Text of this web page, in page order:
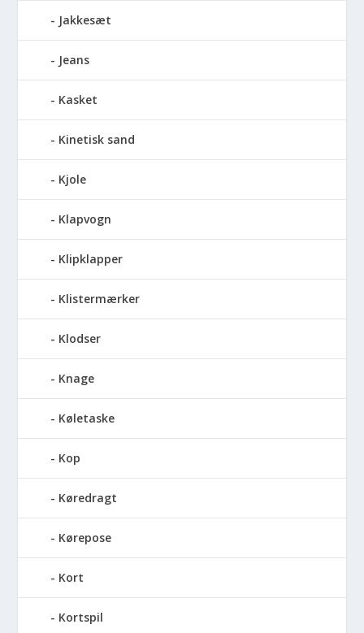
Jakkesæt
Jeans
Kasket
Kinetisk sand
Kjole
Klapvogn
Klipklapper
Klistermærker
Klodser
Knage
Køletaske
Kop
Køredragt
Kørepose
Kort
Kortspil